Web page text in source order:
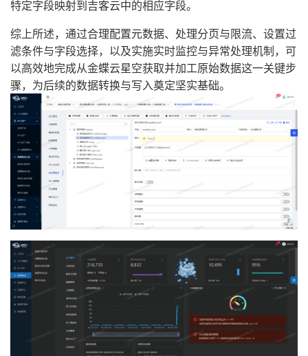
特定字段映射到吉客云中的相应字段。
综上所述，通过合理配置元数据、处理分页与限流、设置过
滤条件与字段选择，以及实施实时监控与异常处理机制，可
以高效地完成从金蝶云星空获取并加工原始数据这一关键步
骤，为后续的数据转换与写入奠定坚实基础。